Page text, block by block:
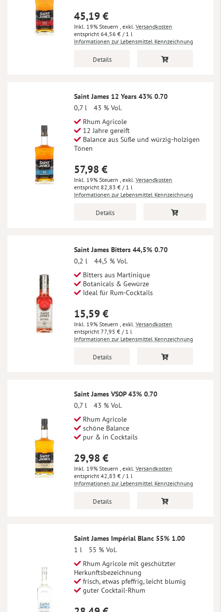
45,19 €
Inkl. 19% Steuern exkl. Versandkosten
64,56 € / 1 l
Informationen zur Lebensmittel Kennzeichnung
Details
Saint James 12 Years 43% 0.70
0,7 l
43 % Vol.
Rhum Agricole
12 Jahre gereift
Balance aus Süße und würzig-holzigen
Tönen
57,98 €
Inkl. 19% Steuern exkl. Versandkosten
82,83 € / 1 l
Informationen zur Lebensmittel Kennzeichnung
Details
Saint James Bitters 44,5% 0.70
0,2 l
44,5 % Vol.
Bitters aus Martinique
Botanicals & Gewürze
Ideal für Rum-Cocktails
15,59 €
Inkl. 19% Steuern exkl. Versandkosten
77,95 € / 1 l
Informationen zur Lebensmittel Kennzeichnung
Details
Saint James VSOP 43% 0.70
0,7 l
43 % Vol.
Rhum Agricole
schöne Balance
pur & in Cocktails
29,98 €
Inkl. 19% Steuern exkl. Versandkosten
42,83 € / 1 l
Informationen zur Lebensmittel Kennzeichnung
Details
Saint James Impérial Blanc 55% 1.00
1 l
55 % Vol.
Rhum Agricole mit geschützter
Herkunftsbezeichnung
frisch, etwas pfeffrig, leicht blumig
guter Cocktail-Rhum